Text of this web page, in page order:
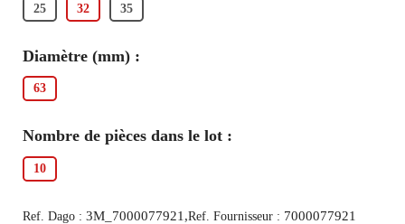
25 32 35
Diamètre (mm) :
63
Nombre de pièces dans le lot :
10
Ref. Dago : 3M_7000077921,Ref. Fournisseur : 7000077921